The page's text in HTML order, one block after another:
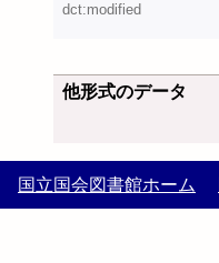
dct:modified
他形式のデータ
国立国会図書館ホーム